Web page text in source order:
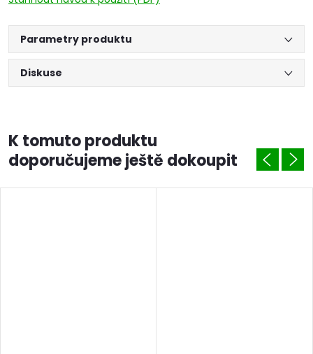
Parametry produktu
Diskuse
K tomuto produktu
doporučujeme ještě dokoupit